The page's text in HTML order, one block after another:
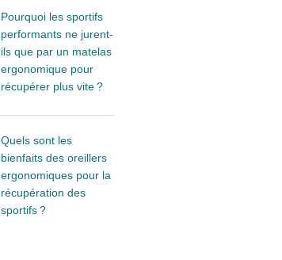
Pourquoi les sportifs
performants ne jurent-
ils que par un matelas
ergonomique pour
récupérer plus vite ?
Quels sont les
bienfaits des oreillers
ergonomiques pour la
récupération des
sportifs ?